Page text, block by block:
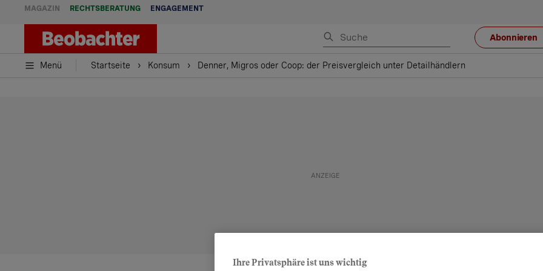
MAGAZIN RECHTSBERATUNG ENGAGEMENT
Abonnieren
Menü Startseite Konsum Denner, Migros oder Coop: der Preisvergleich unter Detailhändlern
Ihre Privatsphäre ist uns wichtig